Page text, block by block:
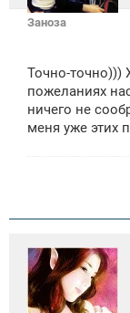
Заноза
Точно-точно)))
пожеланиях
ничего не
меня уже этих